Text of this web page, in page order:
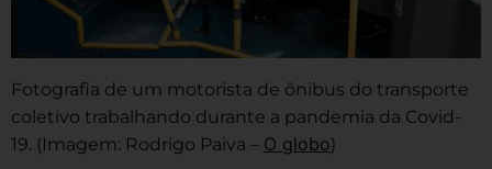
Fotografia de um motorista de ônibus do transporte
coletivo trabalhando durante a pandemia da Covid-
19. (Imagem: Rodrigo Paiva – O globo)